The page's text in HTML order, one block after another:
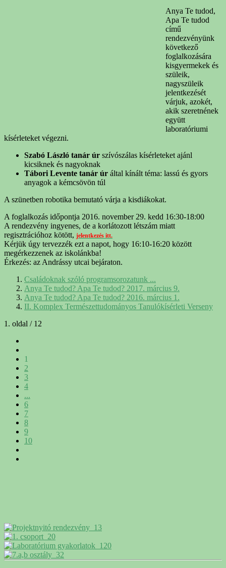
Anya Te tudod,
Apa Te tudod
című
rendezvényünk
következő
foglalkozására
kisgyermekek és
szüleik,
nagyszüleik
jelentkezését
várjuk, azokét,
akik szeretnének
együtt
laboratóriumi
kísérleteket végezni.
Szabó László tanár úr szívószálas kísérleteket ajánl
kicsiknek és nagyoknak
Tábori Levente tanár úr által kínált téma: lassú és gyors
anyagok a kémcsövön túl
A szünetben robotika bemutató várja a kisdiákokat.
A foglalkozás időpontja 2016. november 29. kedd 16:30-18:00
A rendezvény ingyenes, de a korlátozott létszám miatt
regisztrációhoz kötött, jelentkezés itt.
Kérjük úgy tervezzék ezt a napot, hogy 16:10-16:20 között
megérkezzenek az iskolánkba!
Érkezés: az Andrássy utcai bejáraton.
Családoknak szóló programsorozatunk ...
Anya Te tudod? Apa Te tudod? 2017. március 9.
Anya Te tudod? Apa Te tudod? 2016. március 1.
II. Komplex Természettudományos Tanulókísérleti Verseny
1. oldal / 12
1
2
3
4
...
6
7
8
9
10